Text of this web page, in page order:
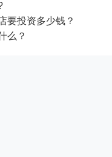
要投资多少钱？
么？